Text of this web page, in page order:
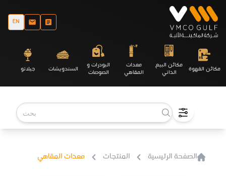
EN
مكائن القهوة مكائن البيع
الذاتي
معدات
المقاهي
البودرات و
الصوصات السندويشات جيلاتو
الصفحة الرئيسية المنتجات معدات المقاهي